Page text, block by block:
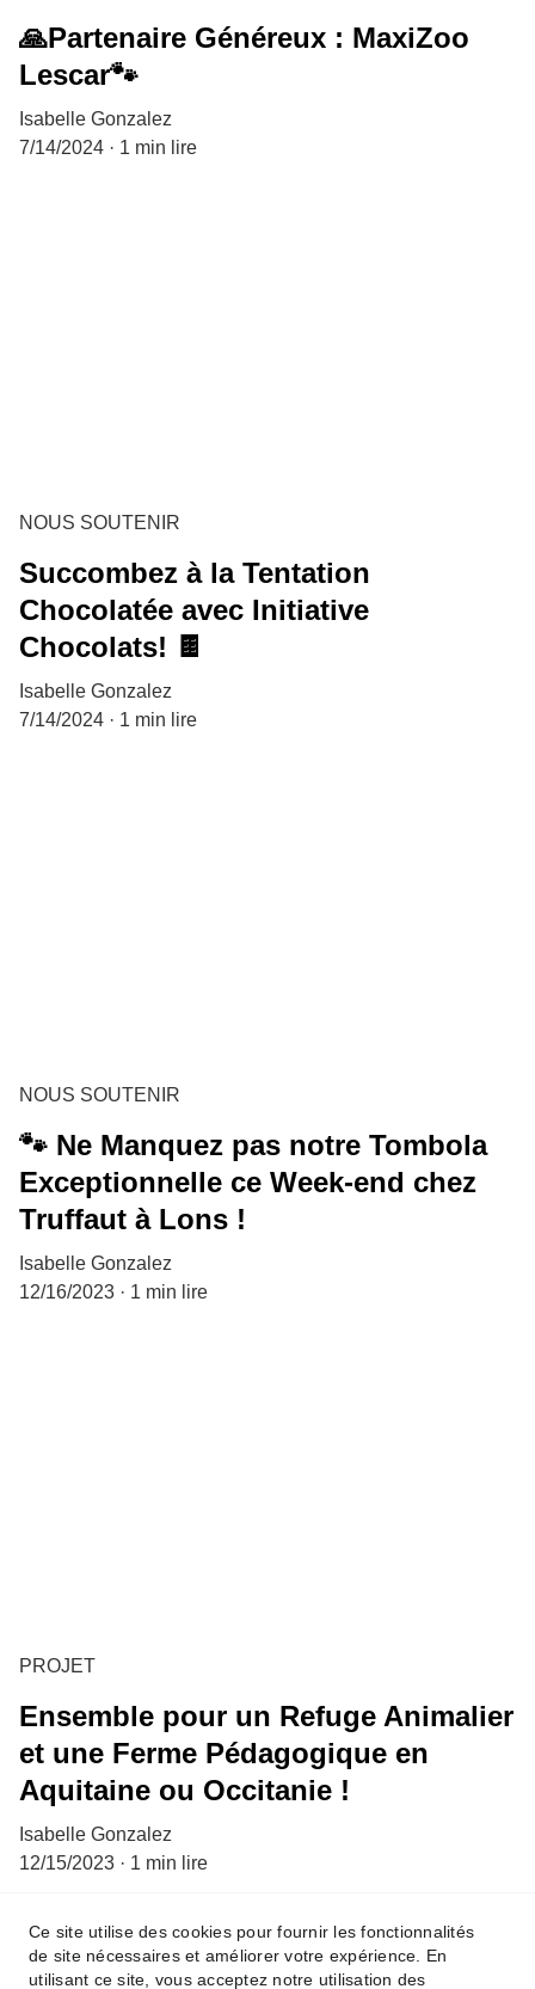
🙏Partenaire Généreux : MaxiZoo
Lescar🐾
Isabelle Gonzalez
7/14/2024
1 min lire
NOUS SOUTENIR
Succombez à la Tentation
Chocolatée avec Initiative
Chocolats! 🍫
Isabelle Gonzalez
7/14/2024
1 min lire
NOUS SOUTENIR
🐾 Ne Manquez pas notre Tombola
Exceptionnelle ce Week-end chez
Truffaut à Lons !
Isabelle Gonzalez
12/16/2023
1 min lire
PROJET
Ensemble pour un Refuge Animalier
et une Ferme Pédagogique en
Aquitaine ou Occitanie !
Isabelle Gonzalez
12/15/2023
1 min lire
Politique de Confidentialité
Ce site utilise des cookies pour fournir les fonctionnalités
de site nécessaires et améliorer votre expérience. En
utilisant ce site, vous acceptez notre utilisation des